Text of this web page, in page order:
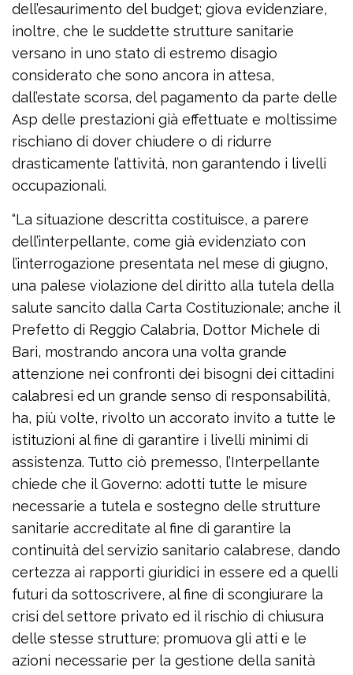
dell’esaurimento del budget; giova evidenziare,
inoltre, che le suddette strutture sanitarie
versano in uno stato di estremo disagio
considerato che sono ancora in attesa,
dall’estate scorsa, del pagamento da parte delle
Asp delle prestazioni già effettuate e moltissime
rischiano di dover chiudere o di ridurre
drasticamente l’attività, non garantendo i livelli
occupazionali.
“La situazione descritta costituisce, a parere
dell’interpellante, come già evidenziato con
l’interrogazione presentata nel mese di giugno,
una palese violazione del diritto alla tutela della
salute sancito dalla Carta Costituzionale; anche il
Prefetto di Reggio Calabria, Dottor Michele di
Bari, mostrando ancora una volta grande
attenzione nei confronti dei bisogni dei cittadini
calabresi ed un grande senso di responsabilità,
ha, più volte, rivolto un accorato invito a tutte le
istituzioni al fine di garantire i livelli minimi di
assistenza. Tutto ciò premesso, l’Interpellante
chiede che il Governo: adotti tutte le misure
necessarie a tutela e sostegno delle strutture
sanitarie accreditate al fine di garantire la
continuità del servizio sanitario calabrese, dando
certezza ai rapporti giuridici in essere ed a quelli
futuri da sottoscrivere, al fine di scongiurare la
crisi del settore privato ed il rischio di chiusura
delle stesse strutture; promuova gli atti e le
azioni necessarie per la gestione della sanità